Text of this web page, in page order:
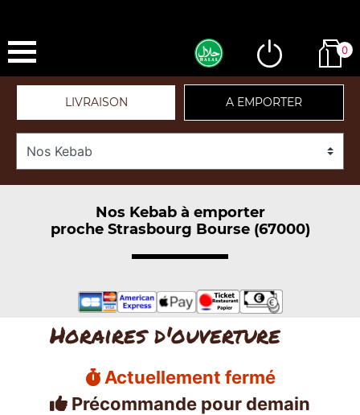
0
LIVRAISON A EMPORTER
Nos Kebab à emporter
proche Strasbourg Bourse (67000)
Horaires d'ouverture
Actuellement fermé
Précommande pour demain